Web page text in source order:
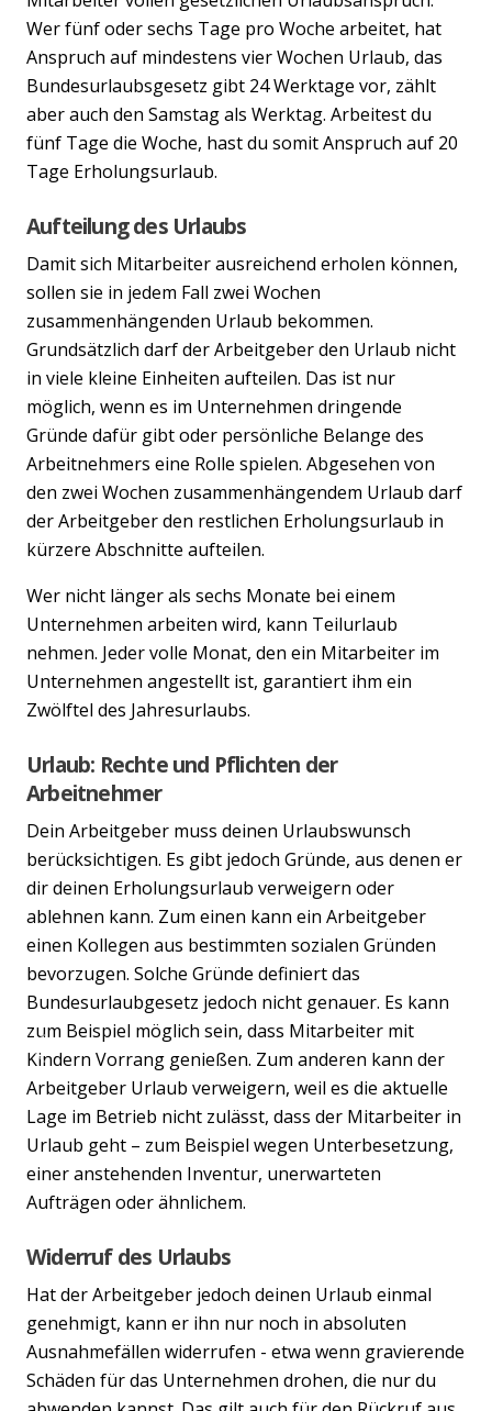
Previous
Wer fünf oder sechs Tage pro Woche arbeitet, hat
Anspruch auf mindestens vier Wochen Urlaub, das
Bundesurlaubsgesetz gibt 24 Werktage vor, zählt
aber auch den Samstag als Werktag. Arbeitest du
fünf Tage die Woche, hast du somit Anspruch auf 20
Tage Erholungsurlaub.
Aufteilung des Urlaubs
Damit sich Mitarbeiter ausreichend erholen können,
sollen sie in jedem Fall zwei Wochen
zusammenhängenden Urlaub bekommen.
Grundsätzlich darf der Arbeitgeber den Urlaub nicht
in viele kleine Einheiten aufteilen. Das ist nur
möglich, wenn es im Unternehmen dringende
Gründe dafür gibt oder persönliche Belange des
Arbeitnehmers eine Rolle spielen. Abgesehen von
den zwei Wochen zusammenhängendem Urlaub darf
der Arbeitgeber den restlichen Erholungsurlaub in
kürzere Abschnitte aufteilen.
Wer nicht länger als sechs Monate bei einem
Unternehmen arbeiten wird, kann Teilurlaub
nehmen. Jeder volle Monat, den ein Mitarbeiter im
Unternehmen angestellt ist, garantiert ihm ein
Zwölftel des Jahresurlaubs.
Urlaub: Rechte und Pflichten der
Arbeitnehmer
Dein Arbeitgeber muss deinen Urlaubswunsch
berücksichtigen. Es gibt jedoch Gründe, aus denen er
dir deinen Erholungsurlaub verweigern oder
ablehnen kann. Zum einen kann ein Arbeitgeber
einen Kollegen aus bestimmten sozialen Gründen
bevorzugen. Solche Gründe definiert das
Bundesurlaubgesetz jedoch nicht genauer. Es kann
zum Beispiel möglich sein, dass Mitarbeiter mit
Kindern Vorrang genießen. Zum anderen kann der
Arbeitgeber Urlaub verweigern, weil es die aktuelle
Lage im Betrieb nicht zulässt, dass der Mitarbeiter in
Urlaub geht – zum Beispiel wegen Unterbesetzung,
einer anstehenden Inventur, unerwarteten
Aufträgen oder ähnlichem.
Widerruf des Urlaubs
Hat der Arbeitgeber jedoch deinen Urlaub einmal
genehmigt, kann er ihn nur noch in absoluten
Ausnahmefällen widerrufen - etwa wenn gravierende
Schäden für das Unternehmen drohen, die nur du